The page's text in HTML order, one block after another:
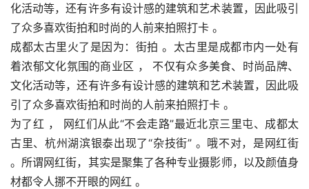
化活动等，还有许多有设计感的建筑和艺术装置，因此吸引
了众多喜欢街拍和时尚的人前来拍照打卡 。
成都太古里火了是因为：街拍 。太古里是成都市内一处有
着浓郁文化氛围的商业区 ， 不仅有众多美食、时尚品牌、
文化活动等，还有许多有设计感的建筑和艺术装置，因此吸
引了众多喜欢街拍和时尚的人前来拍照打卡 。
为了红 ， 网红们从此“不会走路”最近北京三里屯、成都太
古里、杭州湖滨银泰出现了“杂技街” 。哦不对，是网红街
。所谓网红街，其实是聚集了各种专业摄影师，以及颜值身
材都令人挪不开眼的网红 。